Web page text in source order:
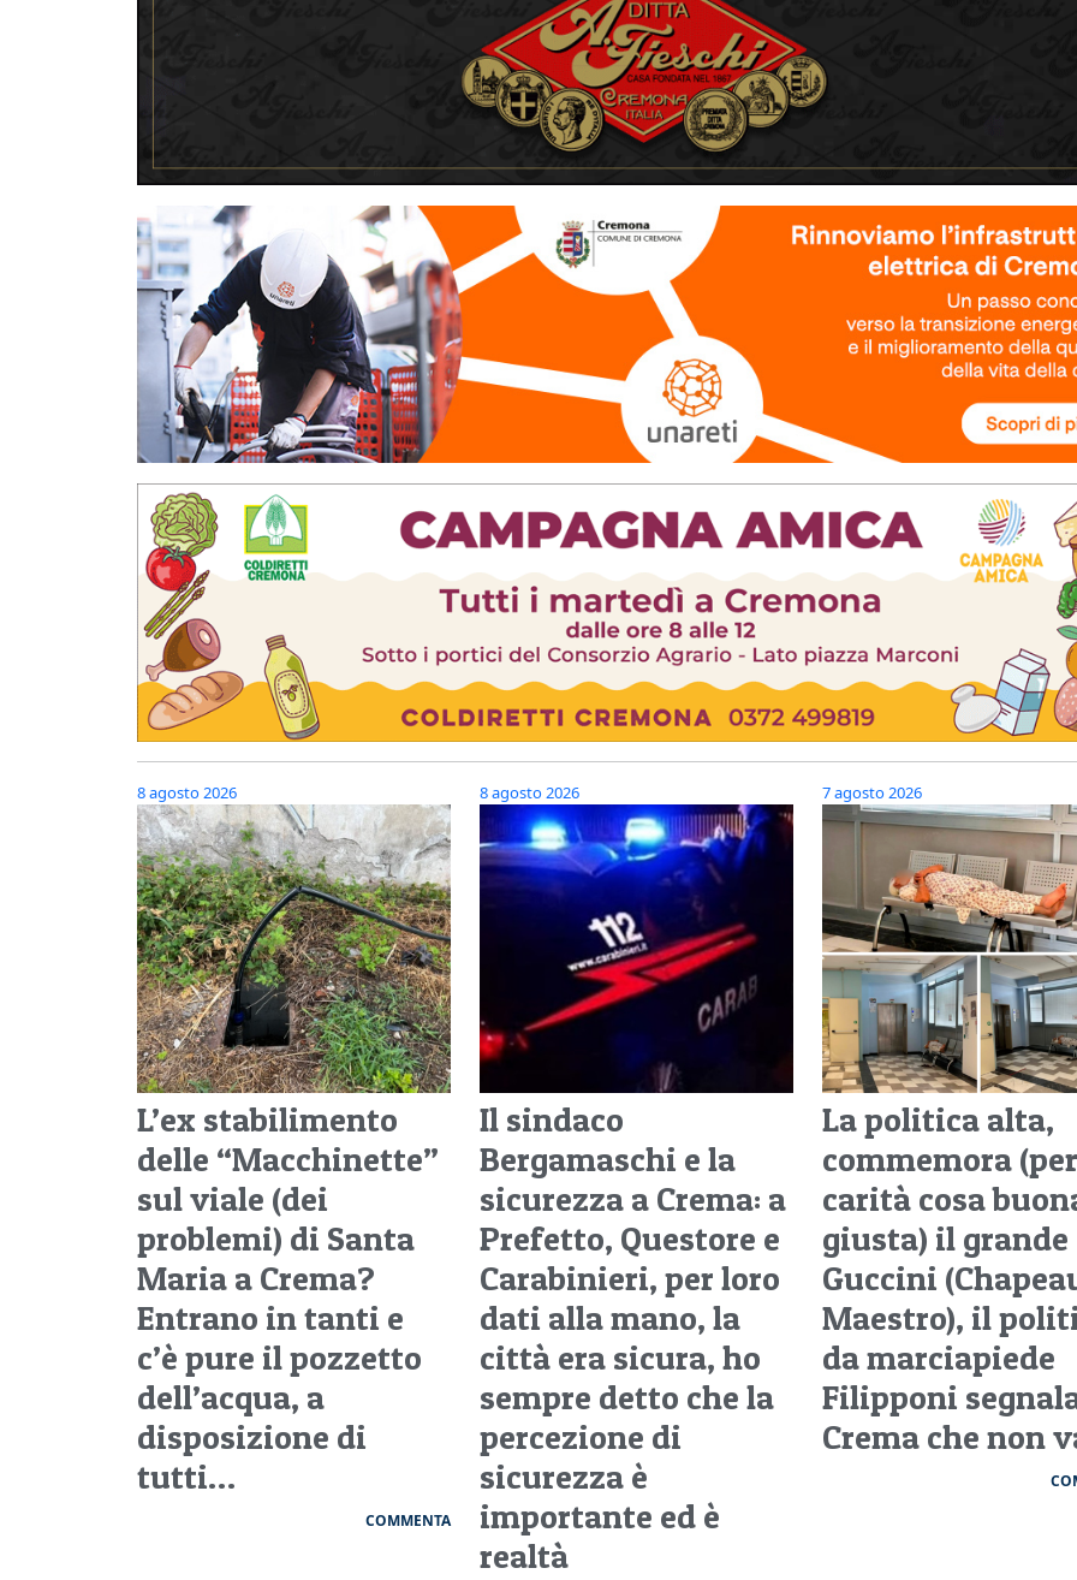
8 agosto 2026
L’ex stabilimento
delle “Macchinette”
sul viale (dei
problemi) di Santa
Maria a Crema?
Entrano in tanti e
c’è pure il pozzetto
dell’acqua, a
disposizione di
tutti…
COMMENTA
8 agosto 2026
Il sindaco
Bergamaschi e la
sicurezza a Crema: a
Prefetto, Questore e
Carabinieri, per loro
dati alla mano, la
città era sicura, ho
sempre detto che la
percezione di
sicurezza è
importante ed è
realtà
7 agosto 2026
La politica alta,
commemora (per
carità cosa
giusta) il grande
Guccini
Maestro), il
da marciapiede
Filipponi
Crema che non